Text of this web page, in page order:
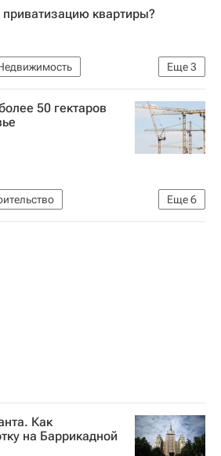
квартиры?
Еще3
Оформление собственности и купля-продажа - Вопрос-ответ - Полезное
50 гектаров
Еще6
(Подмосковье)
Как
на Баррикадной